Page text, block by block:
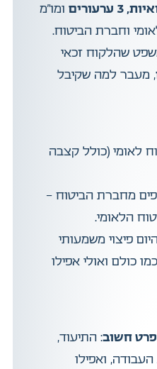
ומו”מ
וחברת הביטוח.
שהלקוח זכאי
, מעבר למה שקיבל
לאומי (כולל קצבה
מחברת הביטוח –
הלאומי.
פיצוי משמעותי
כולם ואולי אפילו
חשוב: התיעוד,
ואפילו